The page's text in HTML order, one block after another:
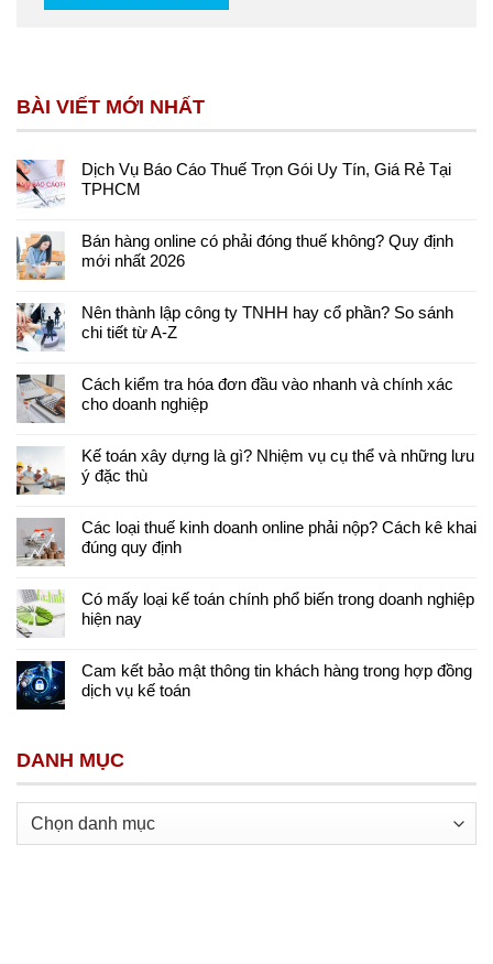
BÀI VIẾT MỚI NHẤT
Dịch Vụ Báo Cáo Thuế Trọn Gói Uy Tín, Giá Rẻ Tại
TPHCM
Bán hàng online có phải đóng thuế không? Quy định
mới nhất 2026
Nên thành lập công ty TNHH hay cổ phần? So sánh
chi tiết từ A-Z
Cách kiểm tra hóa đơn đầu vào nhanh và chính xác
cho doanh nghiệp
Kế toán xây dựng là gì? Nhiệm vụ cụ thể và những lưu
ý đặc thù
Các loại thuế kinh doanh online phải nộp? Cách kê khai
đúng quy định
Có mấy loại kế toán chính phổ biến trong doanh nghiệp
hiện nay
Cam kết bảo mật thông tin khách hàng trong hợp đồng
dịch vụ kế toán
DANH MỤC
Danh